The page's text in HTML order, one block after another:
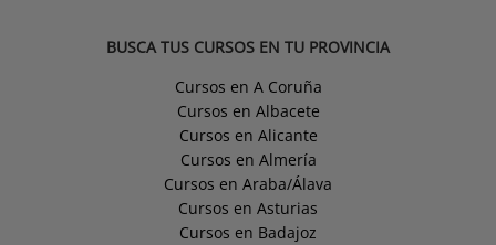
BUSCA TUS CURSOS EN TU PROVINCIA
Cursos en A Coruña
Cursos en Albacete
Cursos en Alicante
Cursos en Almería
Cursos en Araba/Álava
Cursos en Asturias
Cursos en Badajoz